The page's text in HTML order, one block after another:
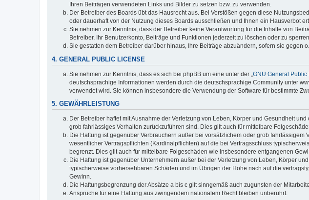
Ihren Beiträgen verwendeten Links und Bilder zu setzen bzw. zu verwenden.
Der Betreiber des Boards übt das Hausrecht aus. Bei Verstößen gegen diese
oder dauerhaft von der Nutzung dieses Boards ausschließen und Ihnen ein Hausverbot
Sie nehmen zur Kenntnis, dass der Betreiber keine Verantwortung für die Inhalte von
Betreiber, Ihr Benutzerkonto, Beiträge und Funktionen jederzeit zu löschen oder zu
Sie gestatten dem Betreiber darüber hinaus, Ihre Beiträge abzuändern, sofern sie
4. GENERAL PUBLIC LICENSE
Sie nehmen zur Kenntnis, dass es sich bei phpBB um eine unter der „ GNU General Public
deutschsprachige Informationen werden durch die deutschsprachige Community unter
verwendet wird. Sie können insbesondere die Verwendung der Software für bestimmte
5. GEWÄHRLEISTUNG
Der Betreiber haftet mit Ausnahme der Verletzung von Leben, Körper und Gesundheit
grob fahrlässiges Verhalten zurückzuführen sind. Dies gilt auch für mittelbare
Die Haftung ist gegenüber Verbrauchern außer bei vorsätzlichem oder grob
wesentlicher Vertragspflichten (Kardinalpflichten) auf die bei Vertragsschluss
begrenzt. Dies gilt auch für mittelbare Folgeschäden wie insbesondere entgangenen
Die Haftung ist gegenüber Unternehmern außer bei der Verletzung von Leben, Körper
typischerweise vorhersehbaren Schäden und im Übrigen der Höhe nach auf die
Gewinn.
Die Haftungsbegrenzung der Absätze a bis c gilt sinngemäß auch zugunsten der
Ansprüche für eine Haftung aus zwingendem nationalem Recht bleiben unberührt.